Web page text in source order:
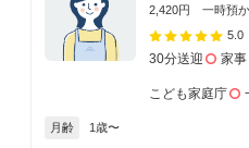
2,420円 一時預
5.0
30分送迎 家事
こども家庭庁
月齢 1歳〜